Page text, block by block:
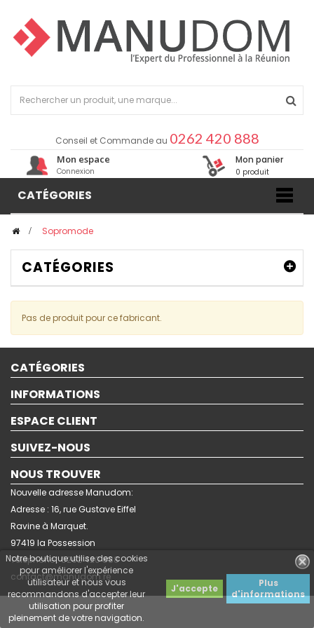
Conseil et Commande au 0262 420 888
Mon espace
Connexion
Mon panier
0 produit
CATÉGORIES
Notre boutique utilise des cookies
pour améliorer l'expérience
utilisateur et nous vous
recommandons d'accepter leur
utilisation pour profiter
pleinement de votre navigation.
J'accepte
Plus
d'informations
> Sopromode
CATÉGORIES
Pas de produit pour ce fabricant.
CATÉGORIES
INFORMATIONS
ESPACE CLIENT
SUIVEZ-NOUS
NOUS TROUVER
Nouvelle adresse Manudom:
Adresse : 16, rue Gustave Eiffel
Ravine à Marquet.
97419 la Possession
Téléphone : 0262 420 888
contact@manudom.re